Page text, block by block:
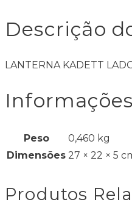
Descrição
LANTERNA KADETT
Peso
0,460 kg
Dimensões 27 × 22 × 5
Produtos